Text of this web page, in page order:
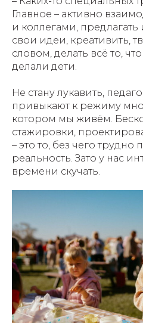
Главное – активно
и коллегами,
свои идеи, креативить,
словом, делать всё то,
делали дети.
Не стану лукавить,
привыкают к режиму
котором мы живём.
стажировки,
– это то, без чего трудно
реальность. Зато у нас
времени скучать.